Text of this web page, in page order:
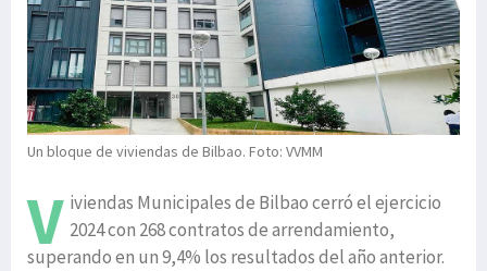
Un bloque de viviendas de Bilbao. Foto: VVMM
V iviendas Municipales de Bilbao cerró el ejercicio
2024 con 268 contratos de arrendamiento,
superando en un 9,4% los resultados del año anterior.